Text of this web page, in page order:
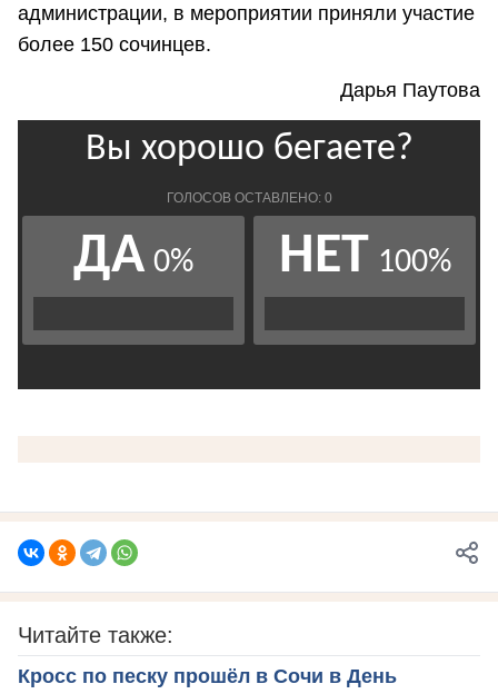
администрации, в мероприятии приняли участие
более 150 сочинцев.
Дарья Паутова
Читайте также:
Кросс по песку прошёл в Сочи в День